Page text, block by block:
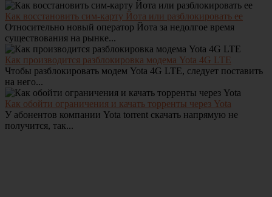
Как восстановить сим-карту Йота или разблокировать ее
Относительно новый оператор Йота за недолгое время
существования на рынке...
Как производится разблокировка модема Yota 4G LTE
Чтобы разблокировать модем Yota 4G LTE, следует поставить
на него...
Как обойти ограничения и качать торренты через Yota
У абонентов компании Yota torrent скачать напрямую не
получится, так...